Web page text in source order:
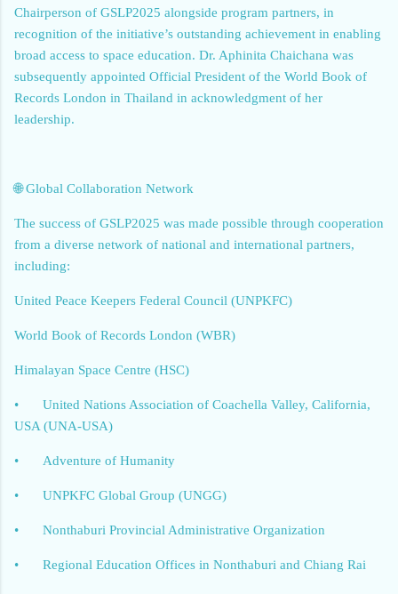
Chairperson of GSLP2025 alongside program partners, in
recognition of the initiative’s outstanding achievement in enabling
broad access to space education. Dr. Aphinita Chaichana was
subsequently appointed Official President of the World Book of
Records London in Thailand in acknowledgment of her
leadership.
🌐 Global Collaboration Network
The success of GSLP2025 was made possible through cooperation
from a diverse network of national and international partners,
including:
United Peace Keepers Federal Council (UNPKFC)
World Book of Records London (WBR)
Himalayan Space Centre (HSC)
•
United Nations Association of Coachella Valley, California,
USA (UNA‑USA)
• Adventure of Humanity
• UNPKFC Global Group (UNGG)
• Nonthaburi Provincial Administrative Organization
• Regional Education Offices in Nonthaburi and Chiang Rai